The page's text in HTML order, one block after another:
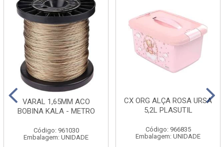
VARAL 1,65MM ACO
BOBINA KALA - METRO
Código: 961030
Embalagem: UNIDADE
CX ORG ALÇA ROSA URSA
5,2L PLASUTIL
Código: 966835
Embalagem: UNIDADE